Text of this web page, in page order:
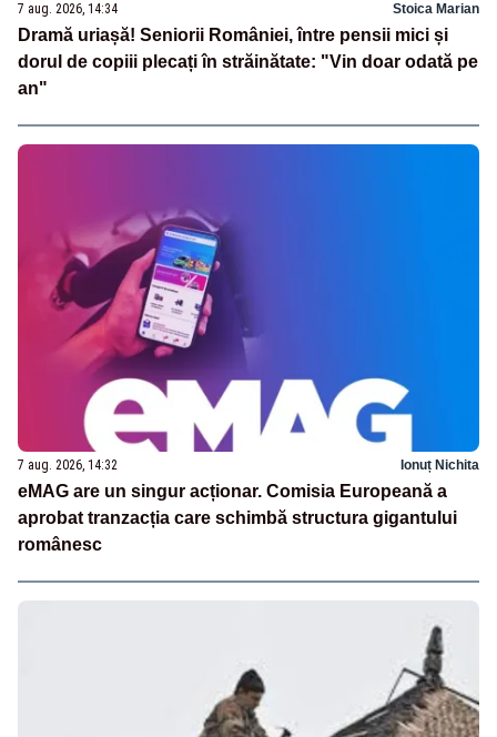
7 aug. 2026, 14:34 Stoica Marian
Dramă uriașă! Seniorii României, între pensii mici și
dorul de copiii plecați în străinătate: "Vin doar odată pe
an"
7 aug. 2026, 14:32 Ionuț Nichita
eMAG are un singur acționar. Comisia Europeană a
aprobat tranzacția care schimbă structura gigantului
românesc